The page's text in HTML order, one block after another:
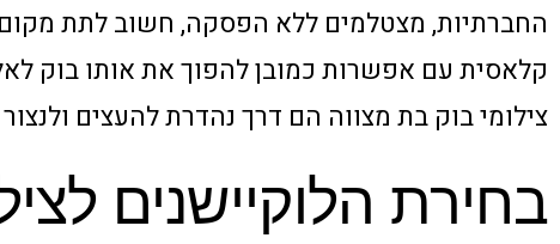
החברתיות, מצטלמים ללא הפסקה, חשוב לתת מקום
קלאסית עם אפשרות כמובן להפוך את אותו בוק
צילומי בוק בת מצווה הם דרך נהדרת להעצים
בחירת הלוקיישנים